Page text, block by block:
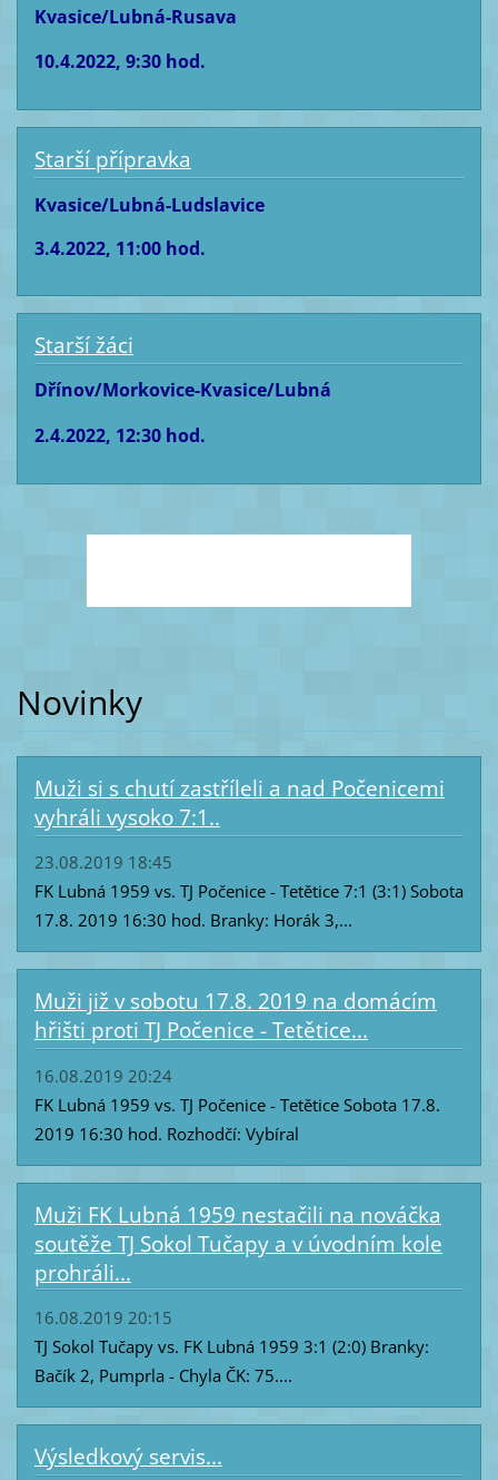
Kvasice/Lubná-Rusava
10.4.2022, 9:30 hod.
Starší přípravka
Kvasice/Lubná-Ludslavice
3.4.2022, 11:00 hod.
Starší žáci
Dřínov/Morkovice-Kvasice/Lubná
2.4.2022, 12:30 hod.
Novinky
Muži si s chutí zastříleli a nad Počenicemi
vyhráli vysoko 7:1..
23.08.2019 18:45
FK Lubná 1959 vs. TJ Počenice - Tetětice 7:1 (3:1) Sobota
17.8. 2019 16:30 hod. Branky: Horák 3,...
Muži již v sobotu 17.8. 2019 na domácím
hřišti proti TJ Počenice - Tetětice...
16.08.2019 20:24
FK Lubná 1959 vs. TJ Počenice - Tetětice Sobota 17.8.
2019 16:30 hod. Rozhodčí: Vybíral
Muži FK Lubná 1959 nestačili na nováčka
soutěže TJ Sokol Tučapy a v úvodním kole
prohráli...
16.08.2019 20:15
TJ Sokol Tučapy vs. FK Lubná 1959 3:1 (2:0) Branky:
Bačík 2, Pumprla - Chyla ČK: 75....
Výsledkový servis...